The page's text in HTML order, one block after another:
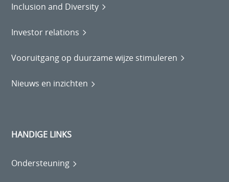
Inclusion and Diversity
Investor relations
Vooruitgang op duurzame wijze stimuleren
Nieuws en inzichten
HANDIGE LINKS
Ondersteuning